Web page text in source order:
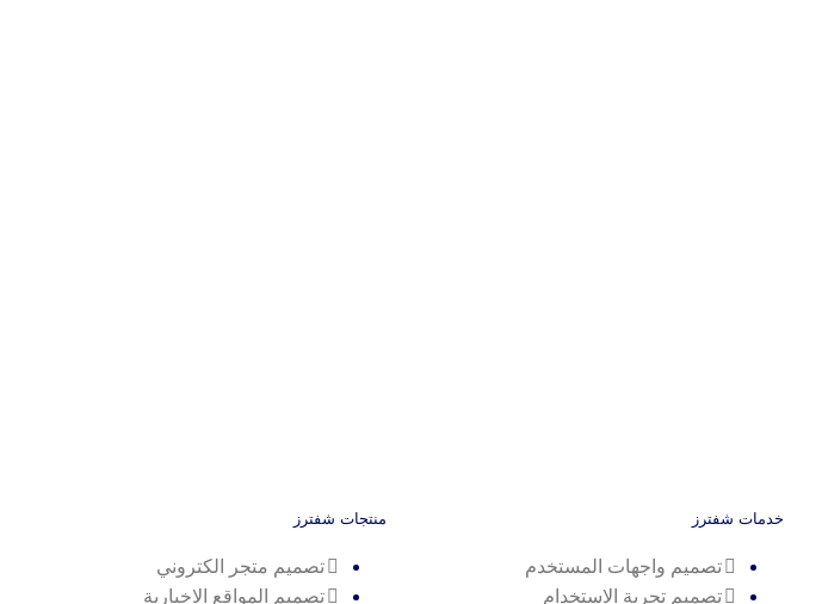
خدمات شفترز
تصميم واجهات المستخدم
تصميم تجربة الاستخدام
منتجات شفترز
تصميم متجر الكتروني
تصميم المواقع الاخبارية